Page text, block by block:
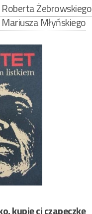
Roberta Żebrowskiego
Młyńskiego
kupię ci czapeczkę